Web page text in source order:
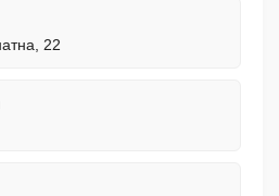
22